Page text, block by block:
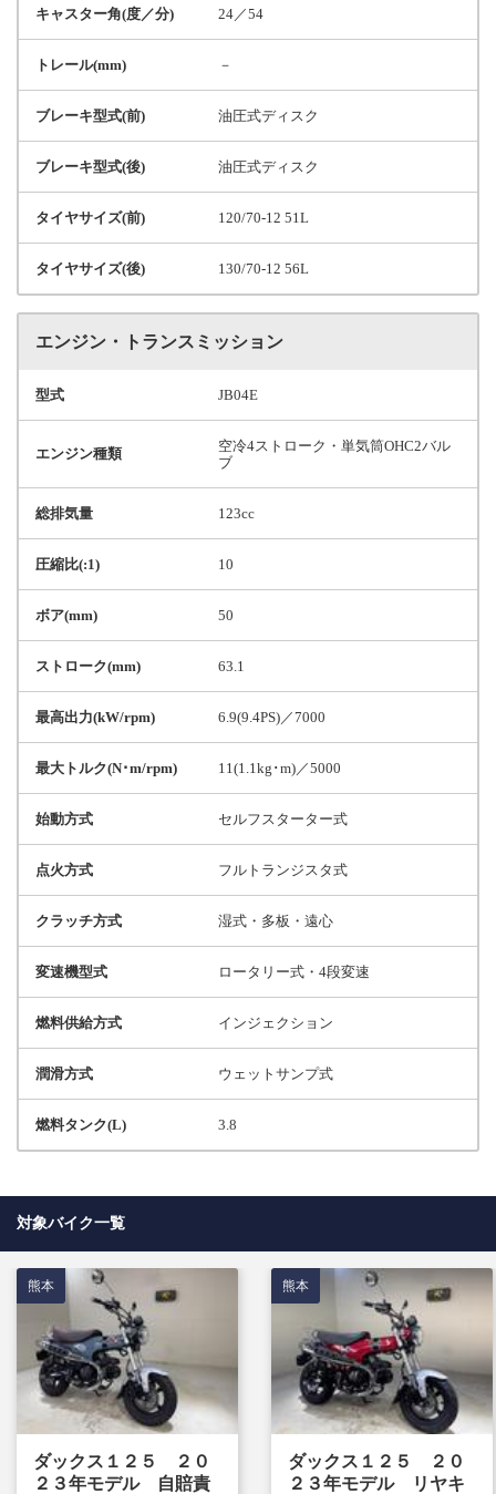
キャスター角(度／分) 24／54
トレール(mm) －
ブレーキ型式(前) 油圧式ディスク
ブレーキ型式(後) 油圧式ディスク
タイヤサイズ(前) 120/70-12 51L
タイヤサイズ(後) 130/70-12 56L
エンジン・トランスミッション
型式 JB04E
エンジン種類
空冷4ストローク・単気筒OHC2バル
ブ
総排気量 123cc
圧縮比(:1) 10
ボア(mm) 50
ストローク(mm) 63.1
最高出力(kW/rpm) 6.9(9.4PS)／7000
最大トルク(N･m/rpm) 11(1.1kg･m)／5000
始動方式 セルフスターター式
点火方式 フルトランジスタ式
クラッチ方式 湿式・多板・遠心
変速機型式 ロータリー式・4段変速
燃料供給方式 インジェクション
潤滑方式 ウェットサンプ式
燃料タンク(L) 3.8
対象バイク一覧
ダックス１２５ ２０
２３年モデル 自賠責
熊本
ダックス１２５ ２０
２３年モデル リヤキ
熊本